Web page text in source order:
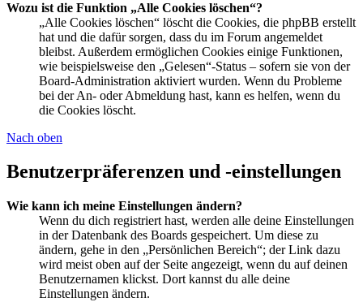
Wozu ist die Funktion „Alle Cookies löschen“?
„Alle Cookies löschen“ löscht die Cookies, die phpBB erstellt
hat und die dafür sorgen, dass du im Forum angemeldet
bleibst. Außerdem ermöglichen Cookies einige Funktionen,
wie beispielsweise den „Gelesen“-Status – sofern sie von der
Board-Administration aktiviert wurden. Wenn du Probleme
bei der An- oder Abmeldung hast, kann es helfen, wenn du
die Cookies löscht.
Nach oben
Benutzerpräferenzen und -einstellungen
Wie kann ich meine Einstellungen ändern?
Wenn du dich registriert hast, werden alle deine Einstellungen
in der Datenbank des Boards gespeichert. Um diese zu
ändern, gehe in den „Persönlichen Bereich“; der Link dazu
wird meist oben auf der Seite angezeigt, wenn du auf deinen
Benutzernamen klickst. Dort kannst du alle deine
Einstellungen ändern.